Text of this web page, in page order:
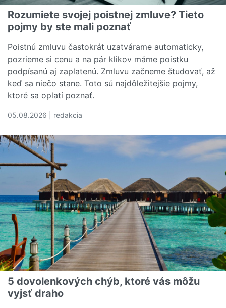
Rozumiete svojej poistnej zmluve? Tieto
pojmy by ste mali poznať
Poistnú zmluvu častokrát uzatvárame automaticky,
pozrieme si cenu a na pár klikov máme poistku
podpísanú aj zaplatenú. Zmluvu začneme študovať, až
keď sa niečo stane. Toto sú najdôležitejšie pojmy,
ktoré sa oplatí poznať.
05.08.2026 | redakcia
5 dovolenkových chýb, ktoré vás môžu
vyjsť draho